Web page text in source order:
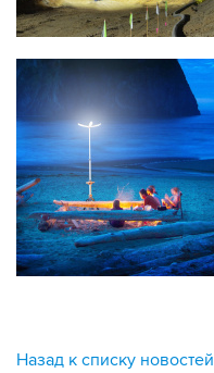
Назад к списку новостей